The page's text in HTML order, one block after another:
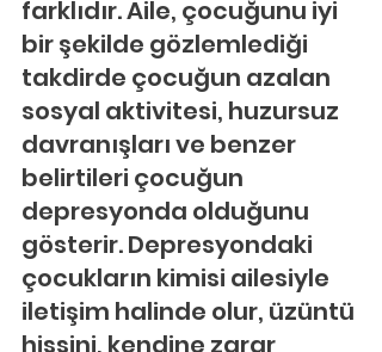
farklıdır. Aile, çocuğunu iyi
bir şekilde gözlemlediği
takdirde çocuğun azalan
sosyal aktivitesi, huzursuz
davranışları ve benzer
belirtileri çocuğun
depresyonda olduğunu
gösterir. Depresyondaki
çocukların kimisi ailesiyle
iletişim halinde olur, üzüntü
hissini, kendine zarar